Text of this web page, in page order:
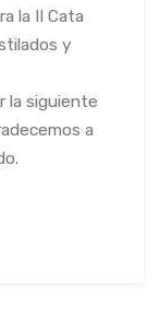
la II Cata
y
la siguiente
a